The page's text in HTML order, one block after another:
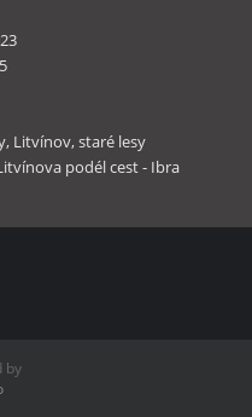
, Litvínov,staré lesy
podél cest - Ibra
by